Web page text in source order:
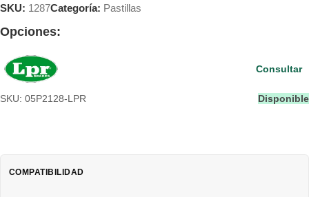
SKU: 1287Categoría: Pastillas
Opciones:
SKU: 05P2128-LPR Disponible
Consultar
COMPATIBILIDAD